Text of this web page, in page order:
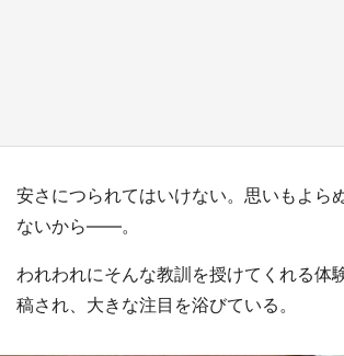
安さにつられてはいけない。思いもよら
ないから――。
われわれにそんな教訓を授けてくれる体
稿され、大きな注目を浴びている。